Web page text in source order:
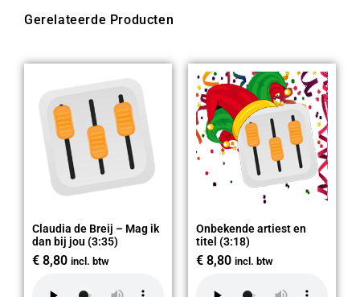
Gerelateerde Producten
Claudia de Breij – Mag ik
dan bij jou (3:35)
€ 8,80 incl. btw
Onbekende artiest en
titel (3:18)
€ 8,80 incl. btw